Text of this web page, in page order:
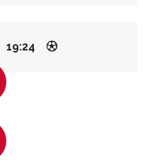
19:24